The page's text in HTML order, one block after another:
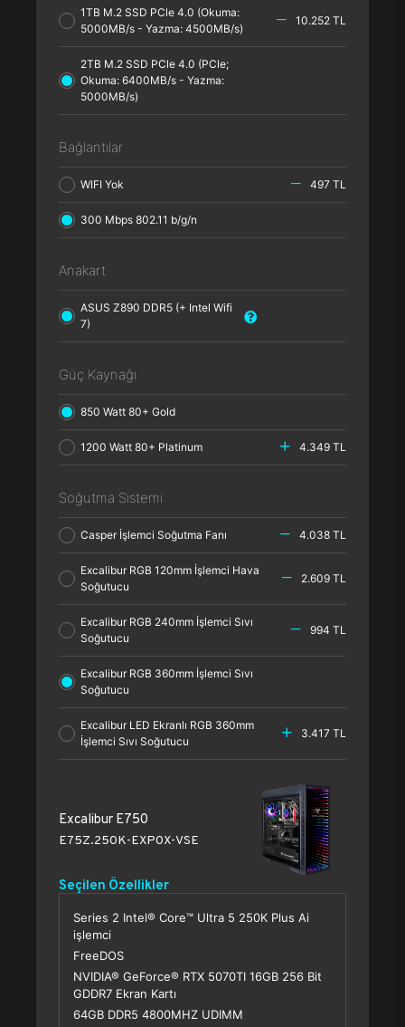
1TB M.2 SSD PCle 4.0 (Okuma:
5000MB/s - Yazma: 4500MB/s)
10.252 TL
2TB M.2 SSD PCle 4.0 (PCle;
Okuma: 6400MB/s - Yazma:
5000MB/s)
Bağlantılar
WIFI Yok 497 TL
300 Mbps 802.11 b/g/n
Anakart
ASUS Z890 DDR5 (+ Intel Wifi
7)
Güç Kaynağı
850 Watt 80+ Gold
1200 Watt 80+ Platinum 4.349 TL
Soğutma Sistemi
Casper İşlemci Soğutma Fanı 4.038 TL
Excalibur RGB 120mm İşlemci Hava
Soğutucu
2.609 TL
Excalibur RGB 240mm İşlemci Sıvı
Soğutucu
994 TL
Excalibur RGB 360mm İşlemci Sıvı
Soğutucu
Excalibur LED Ekranlı RGB 360mm
İşlemci Sıvı Soğutucu
3.417 TL
Excalibur E750
E75Z.250K-EXP0X-VSE
Seçilen Özellikler
Series 2 Intel® Core™ Ultra 5 250K Plus Ai
işlemci
FreeDOS
NVIDIA® GeForce® RTX 5070TI 16GB 256 Bit
GDDR7 Ekran Kartı
64GB DDR5 4800MHZ UDIMM